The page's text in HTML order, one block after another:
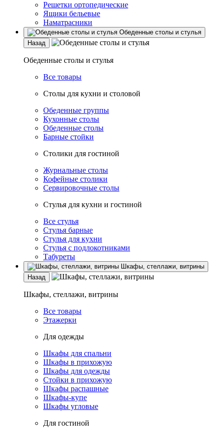
Решетки ортопедические
Ящики бельевые
Наматрасники
Обеденные столы и стулья
Назад
Обеденные столы и стулья
Все товары
Столы для кухни и столовой
Обеденные группы
Кухонные столы
Обеденные столы
Барные стойки
Столики для гостиной
Журнальные столы
Кофейные столики
Сервировочные столы
Стулья для кухни и гостиной
Все стулья
Стулья барные
Стулья для кухни
Стулья с подлокотниками
Табуреты
Шкафы, стеллажи, витрины
Назад
Шкафы, стеллажи, витрины
Все товары
Этажерки
Для одежды
Шкафы для спальни
Шкафы в прихожую
Шкафы для одежды
Стойки в прихожую
Шкафы распашные
Шкафы-купе
Шкафы угловые
Для гостиной